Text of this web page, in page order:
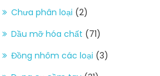
Chưa phân loại (2)
Dầu mỡ hóa chất (71)
Đồng nhôm các loại (3)